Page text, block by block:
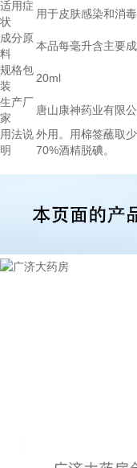
适用症
状
用于皮肤感染和消毒
成分原
料
本品每毫升含主要
规格包
装
20ml
生产厂
家
唐山康神药业有限
用法说
明
外用。用棉签蘸取
70%酒精脱碘。